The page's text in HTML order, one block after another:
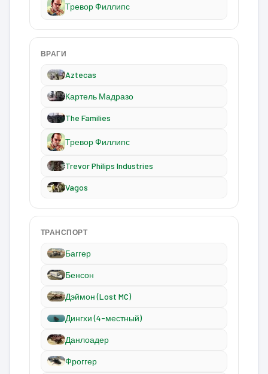
Тревор Филлипс
ВРАГИ
Aztecas
Картель Мадразо
The Families
Тревор Филлипс
Trevor Philips Industries
Vagos
ТРАНСПОРТ
Баггер
Бенсон
Дэймон (Lost MC)
Дингхи (4-местный)
Данлоадер
Фроггер